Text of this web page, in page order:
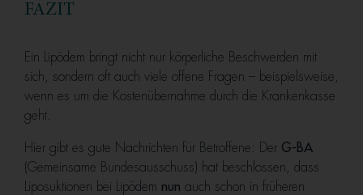
FAZIT
Ein Lipödem bringt nicht nur körperliche Beschwerden mit
sich, sondern oft auch viele offene Fragen – beispielsweise,
wenn es um die Kostenübernahme durch die Krankenkasse
geht.
Hier gibt es gute Nachrichten für Betroffene: Der G-BA
(Gemeinsame Bundesausschuss) hat beschlossen, dass
Liposuktionen bei Lipödem nun auch schon in früheren